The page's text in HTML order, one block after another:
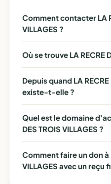
Comment contacter LA
VILLAGES ?
Où se trouve LA RECRE
Depuis quand LA RECRE
existe-t-elle ?
Quel est le domaine
DES TROIS VILLAGES ?
Comment faire un don à
VILLAGES avec un reçu